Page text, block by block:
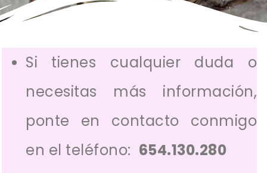
Si tienes cualquier duda o
necesitas más información,
ponte en contacto conmigo
en el teléfono: 654.130.280